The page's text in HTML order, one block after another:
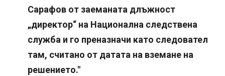
Сарафов от заеманата длъжност
„директор“ на Национална следствена
служба и го преназначи като следовател
там, считано от датата на вземане на
решението."